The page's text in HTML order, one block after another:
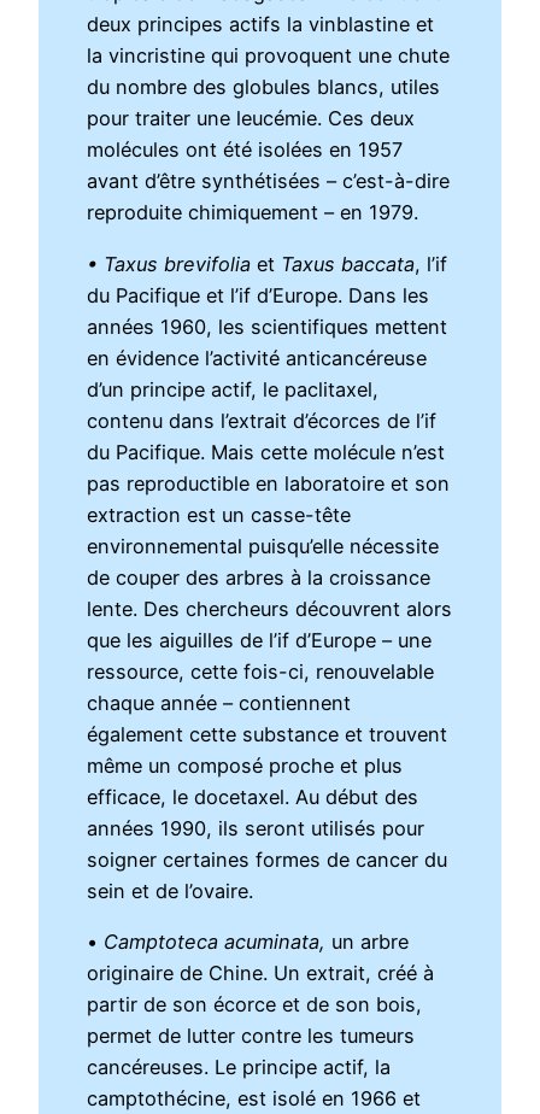
deux principes actifs la vinblastine et
la vincristine qui provoquent une chute
du nombre des globules blancs, utiles
pour traiter une leucémie. Ces deux
molécules ont été isolées en 1957
avant d’être synthétisées – c’est-à-dire
reproduite chimiquement – en 1979.
• Taxus brevifolia et Taxus baccata, l’if
du Pacifique et l’if d’Europe. Dans les
années 1960, les scientifiques mettent
en évidence l’activité anticancéreuse
d’un principe actif, le paclitaxel,
contenu dans l’extrait d’écorces de l’if
du Pacifique. Mais cette molécule n’est
pas reproductible en laboratoire et son
extraction est un casse-tête
environnemental puisqu’elle nécessite
de couper des arbres à la croissance
lente. Des chercheurs découvrent alors
que les aiguilles de l’if d’Europe – une
ressource, cette fois-ci, renouvelable
chaque année – contiennent
également cette substance et trouvent
même un composé proche et plus
efficace, le docetaxel. Au début des
années 1990, ils seront utilisés pour
soigner certaines formes de cancer du
sein et de l’ovaire.
• Camptoteca acuminata, un arbre
originaire de Chine. Un extrait, créé à
partir de son écorce et de son bois,
permet de lutter contre les tumeurs
cancéreuses. Le principe actif, la
camptothécine, est isolé en 1966 et